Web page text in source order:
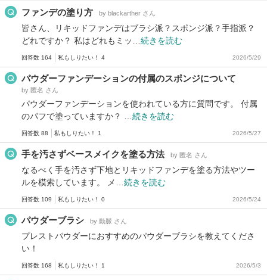
ファンデの塗り方 by blackarther さん
皆さん、リキッドファンデはブラシ派？スポンジ派？手指派？
どれですか？ 私はどれもミッ… 続きを読む
回答数 164 私もしりたい！ 4 2026/5/29
パウダーファンデーションの付属のスポンジについて
by 匿名 さん
パウダーファンデーションを使われている方に質問です。 付属
のパフで塗っていますか？ … 続きを読む
回答数 88 私もしりたい！ 1 2026/5/27
手を汚さずベースメイクを塗る方法 by 匿名 さん
なるべく手を汚さず下地とリキッドファンデを塗る方法やツー
ルを模索しています。 メ… 続きを読む
回答数 109 私もしりたい！ 0 2026/5/24
パウダーブラシ by 動脈 さん
プレストパウダーにおすすめのパウダーブラシを教えてくださ
い！
回答数 168 私もしりたい！ 1 2026/5/3